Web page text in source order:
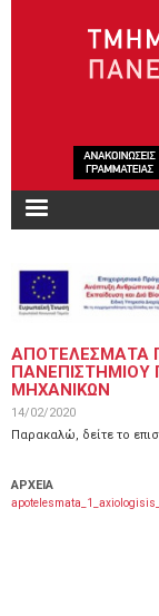
ΑΠΟΤΕΛΕΣΜΑΤΑ
ΜΗΧΑΝΙΚΩΝ
14/02/2020
Παρακαλώ, δείτε το
ΑΡΧΕΙΑ